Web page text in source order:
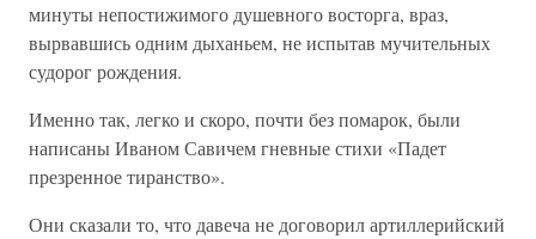
минуты непостижимого душевного восторга, враз,
вырвавшись одним дыханьем, не испытав мучительных
судорог рождения.
Именно так, легко и скоро, почти без помарок, были
написаны Иваном Савичем гневные стихи «Падет
презренное тиранство».
Они сказали то, что давеча не договорил артиллерийский